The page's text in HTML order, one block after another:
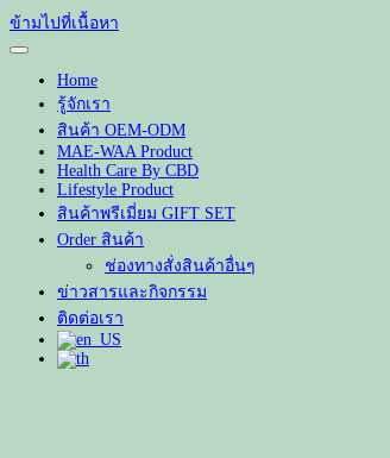
ข้ามไปที่เนื้อหา
Home
รู้จักเรา
สินค้า OEM-ODM
MAE-WAA Product
Health Care By CBD
Lifestyle Product
สินค้าพรีเมี่ยม GIFT SET
Order สินค้า
ช่องทางสั่งสินค้าอื่นๆ
ข่าวสารและกิจกรรม
ติดต่อเรา